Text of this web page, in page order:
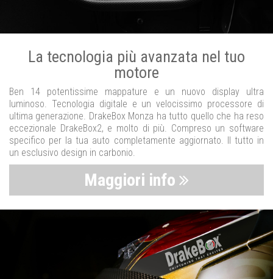
La tecnologia più avanzata nel tuo
motore
Ben 14 potentissime mappature e un nuovo display ultra
luminoso. Tecnologia digitale e un velocissimo processore di
ultima generazione. DrakeBox Monza ha tutto quello che ha reso
eccezionale DrakeBox2, e molto di più. Compreso un software
specifico per la tua auto completamente aggiornato. Il tutto in
un esclusivo design in carbonio.
Maggiori info